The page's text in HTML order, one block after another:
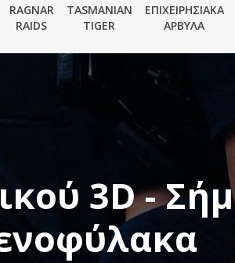
RAGNAR
RAIDS
TASMANIAN
TIGER
ΕΠΙΧΕΙΡΗΣΙΑΚΑ
ΑΡΒΥΛΑ
3D -